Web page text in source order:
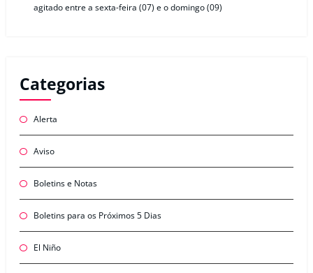
agitado entre a sexta-feira (07) e o domingo (09)
Categorias
Alerta
Aviso
Boletins e Notas
Boletins para os Próximos 5 Dias
El Niño